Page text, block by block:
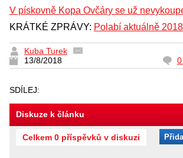
V pískovně Kopa Ovčáry se už
KRÁTKÉ ZPRÁVY: Polabí aktuálně 2018
Kuba Turek
13/8/2018
SDÍLEJ:
Diskuze k článku
Celkem 0 příspěvků v diskuzi